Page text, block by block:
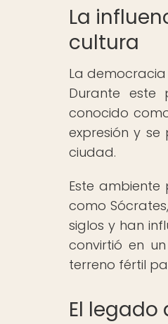
La
cultura
La
Durante este
conocido
expresión y
ciudad.
Este
como
siglos y han
convirtió en
terreno fértil
El